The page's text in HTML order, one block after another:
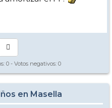
0 - Votos negativos: 0
en Masella